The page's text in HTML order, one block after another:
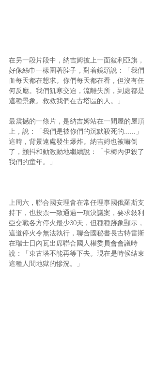
在另一段片段中，納吉姆披上一面敍利亞旗，
好像絲巾一樣圍著脖子，對着鏡頭說：「我們
血每天都在懇求。你們每天都在看，但沒有任
何反應。我們飢寒交迫，流離失所，到處都是
這種景象。救救我們在古塔區的人。」
最震撼的一條片，是納吉姆站在一間屋的屋頂
上，說：「我們是被你們的沉默殺死的......」
這時，背景遠處發生爆炸。納吉姆也被嚇倒
了，顫抖和動激動地繼續說：「卡梅內伊殺了
我們的童年。」
上周六，聯合國安理㑹在常任理事國俄羅斯支
持下，也投票一致通過一項決議案，要求敍利
亞交戰各方停火最少30天，但種種跡象顯示，
這道停火令無法執行，聯合國秘書長古特雷斯
在瑞士日內瓦出席聯合國人權委員會會議時
說：「東古塔不能再等下去。現在是時候結束
這種人間地獄的慘況。」